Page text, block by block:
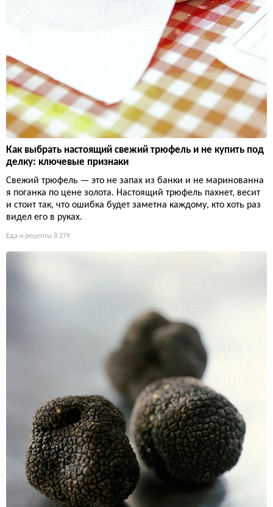
Как выбрать настоящий свежий трюфель и не купить под
делку: ключевые признаки
Свежий трюфель — это не запах из банки и не маринованна
я поганка по цене золота. Настоящий трюфель пахнет, весит
и стоит так, что ошибка будет заметна каждому, кто хоть раз
видел его в руках.
Еда и рецепты 8 279